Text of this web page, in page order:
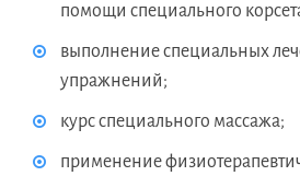
помощи специального
выполнение специальных
упражнений;
курс специального массажа;
применение